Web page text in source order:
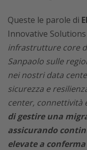
Queste le parole di
Innovative
infrastrutture core
Sanpaolo sulle
nei nostri data
sicurezza e
center, connettività
di gestire una
assicurando
elevate a